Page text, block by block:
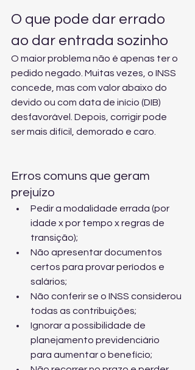
O que pode dar errado
ao dar entrada sozinho
O maior problema não é apenas ter o
pedido negado. Muitas vezes, o INSS
concede, mas com valor abaixo do
devido ou com data de início (DIB)
desfavorável. Depois, corrigir pode
ser mais difícil, demorado e caro.
Erros comuns que geram
prejuízo
Pedir a modalidade errada (por
idade x por tempo x regras de
transição);
Não apresentar documentos
certos para provar períodos e
salários;
Não conferir se o INSS considerou
todas as contribuições;
Ignorar a possibilidade de
planejamento previdenciário
para aumentar o benefício;